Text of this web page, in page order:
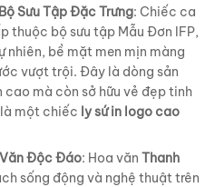
Sưu Tập Đặc Trưng: Chiếc ca
thuộc bộ sưu tập Mẫu Đơn IFP,
nhiên, bề mặt men mịn màng
vượt trội. Đây là dòng sản
mà còn sở hữu vẻ đẹp tinh
một chiếc ly sứ in logo cao
Độc Đáo: Hoa văn Thanh
sống động và nghệ thuật trên